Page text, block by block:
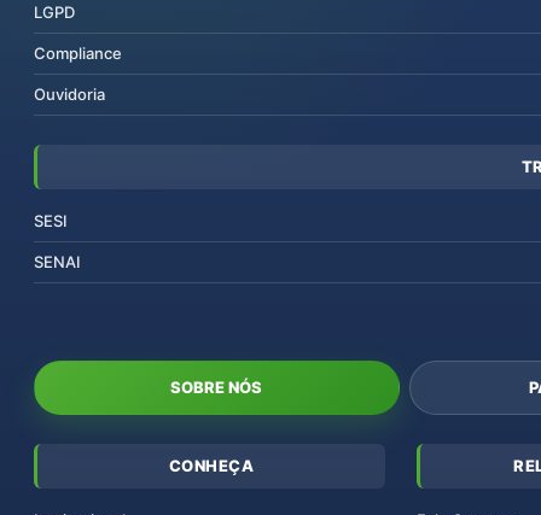
LGPD
Compliance
Ouvidoria
SESI
SENAI
SOBRE NÓS
CONHEÇA